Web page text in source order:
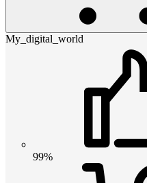
My_digital_world
99%